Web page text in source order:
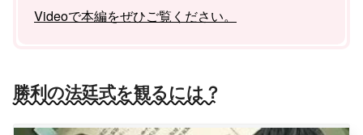
Videoで本編をぜひご覧ください。
勝利の法廷式を観るには？